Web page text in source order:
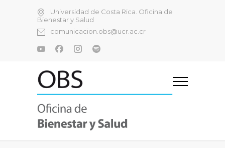
Universidad de Costa Rica. Oficina de
Bienestar y Salud
comunicacion.obs@ucr.ac.cr